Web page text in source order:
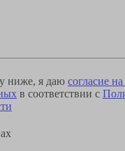
ниже, я даю согласие
в соответствии с